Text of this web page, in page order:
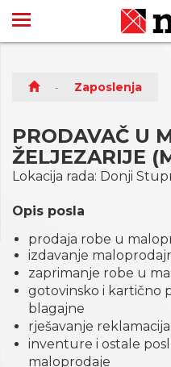
Zaposlenja
PRODAVAČ U
ŽELJEZARIJE
Lokacija rada: Donji
Opis posla
prodaja robe u
izdavanje
zaprimanje robe u
gotovinsko i kartično
blagajne
rješavanje
inventure i ostale
maloprodaje